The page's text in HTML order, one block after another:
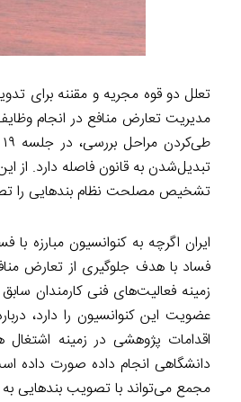
تعلل دو قوه مجریه و مقننه برای
مدیریت تعارض منافع در انجام
تبدیل‌شدن به قانون فاصله دارد.
تشخیص مصلحت نظام بندهایی را
زمینه فعالیت‌های فنی کارمندان
عضویت این کنوانسیون را دارد،
اقدامات پژوهشی در زمینه
دانشگاهی انجام داده صورت
مجمع می‌تواند با تصویب بندهایی به